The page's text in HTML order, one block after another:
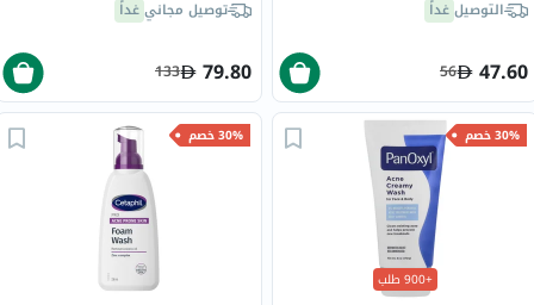
التوصيلغداً
47.60
56
ملتوصيل مجانيغداً
79.80
133
30% خصم
+900 طلب
30% خصم